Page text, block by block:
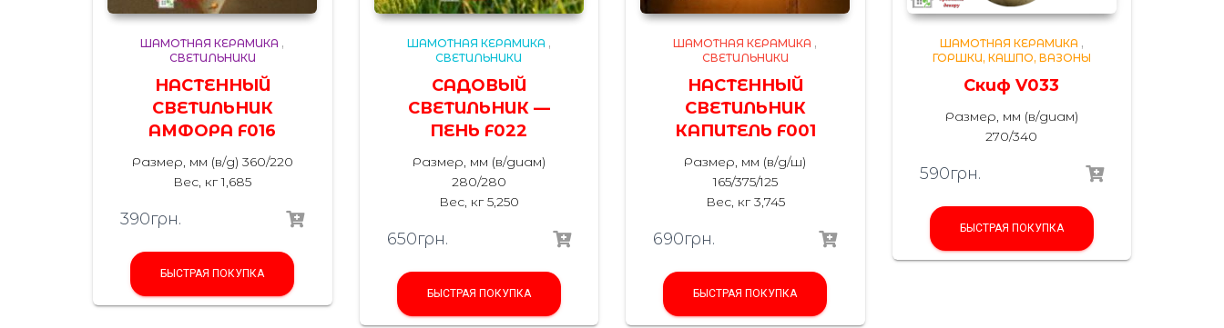
ШАМОТНАЯ КЕРАМИКА ,
СВЕТИЛЬНИКИ
НАСТЕННЫЙ
СВЕТИЛЬНИК
АМФОРА F016
Размер, мм (в/д) 360/220
Вес, кг 1,685
390грн.
БЫСТРАЯ ПОКУПКА
ШАМОТНАЯ КЕРАМИКА ,
СВЕТИЛЬНИКИ
САДОВЫЙ
СВЕТИЛЬНИК —
ПЕНЬ F022
Размер, мм (в/диам)
280/280
Вес, кг 5,250
650грн.
БЫСТРАЯ ПОКУПКА
ШАМОТНАЯ КЕРАМИКА ,
СВЕТИЛЬНИКИ
НАСТЕННЫЙ
СВЕТИЛЬНИК
КАПИТЕЛЬ F001
Размер, мм (в/д/ш)
165/375/125
Вес, кг 3,745
690грн.
БЫСТРАЯ ПОКУПКА
ШАМОТНАЯ КЕРАМИКА ,
ГОРШКИ, КАШПО, ВАЗОНЫ
Скиф V033
Размер, мм (в/диам)
270/340
590грн.
БЫСТРАЯ ПОКУПКА